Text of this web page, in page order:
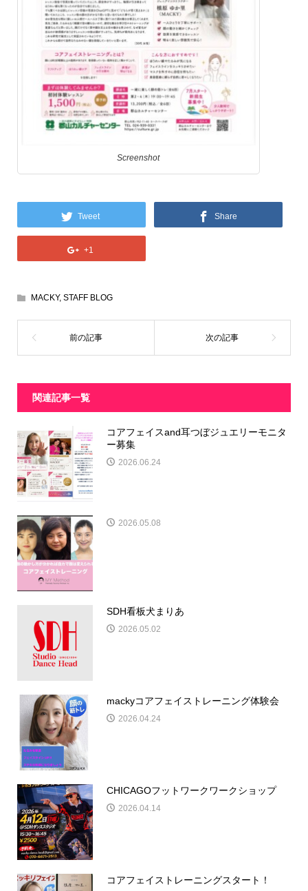
Screenshot
Tweet Share
+1
MACKY, STAFF BLOG
関連記事一覧
コアフェイスand耳つぼジュエリーモニタ
ー募集
2026.06.24
2026.05.08
SDH看板犬まりあ
2026.05.02
mackyコアフェイストレーニング体験会
2026.04.24
CHICAGOフットワークワークショップ
2026.04.14
コアフェイストレーニングスタート！